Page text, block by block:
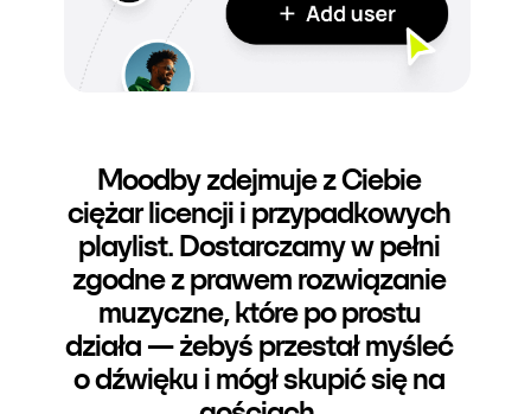
Moodby zdejmuje z Ciebie
ciężar licencji i przypadkowych
playlist. Dostarczamy w pełni
zgodne z prawem rozwiązanie
muzyczne, które po prostu
działa — żebyś przestał myśleć
o dźwięku i mógł skupić się na